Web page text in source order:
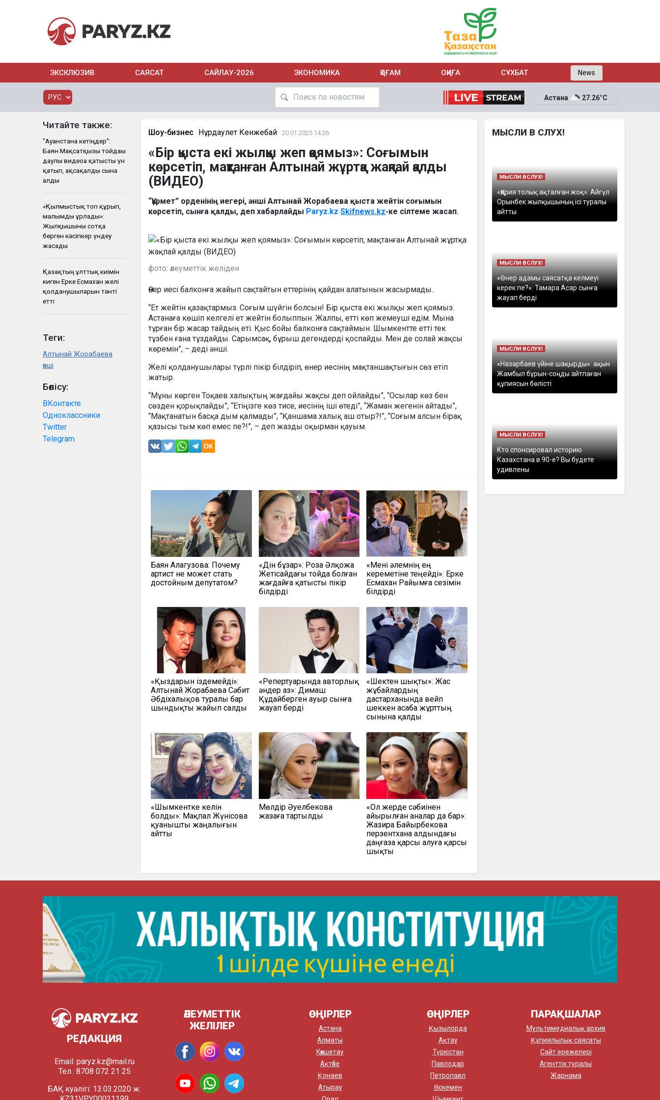
ЭКСКЛЮЗИВ САЯСАТ САЙЛАУ-2026 ЭКОНОМИКА ҚОҒАМ ОҚИҒА СҰХБАТ News
Астана 27.26°C
Читайте также:
"Ауғанстанға кетіңдер":
Баян Мақсатқызы тойдағы
даулы видеоға қатысты үн
қатып, ақсақалды сынға
алды
«Қылмыстық топ құрып,
малымды ұрлады»:
Жылқышыны сотқа
берген кәсіпкер үндеу
жасады
Қазақтың ұлттық киімін
киген Ерке Есмахан желі
қолданушыларын тәнті
етті
Теги:
Алтынай Жорабаева
әнші
Бөлісу:
ВКонтакте
Одноклассники
Twitter
Telegram
Шоу-бизнес Нұрдаулет Кенжебай 20.01.2025 14:26
«Бір қыста екі жылқы жеп қоямыз»: Соғымын
көрсетіп, мақтанған Алтынай жұртқа жақпай қалды
(ВИДЕО)
“Құрмет” орденінің иегері, әнші Алтынай Жорабаева қыста жейтін соғымын
көрсетіп, сынға қалды, деп хабарлайды Paryz.kz Skifnews.kz-ке сілтеме жасап.
фото: әлеуметтік желіден
Өнер иесі балконға жайып сақтайтын еттерінің қайдан алатынын жасырмады.
“Ет жейтін қазақтармыз. Соғым шүйгін болсын! Бір қыста екі жылқы жеп қоямыз.
Астанаға көшіп келгелі ет жейтін болыппын. Жалпы, етті көп жемеуші едім. Мына
тұрған бір жасар тайдың еті. Қыс бойы балконға сақтаймын. Шымкентте етті тек
тұзбен ғана тұздайды. Сарымсақ, бұрыш дегендерді қоспайды. Мен де солай жақсы
көремін”, – деді әнші.
Желі қолданушылары түрлі пікір білдіріп, өнер иесінің мақтаншақтығын сөз етіп
жатыр.
“Мұны көрген Тоқаев халықтың жағдайы жақсы деп ойлайды”, “Осылар көз бен
сөзден қорықпайды”, “Етіңізге көз тисе, иесінің іші өтеді”, “Жаман жегенін айтады”,
“Мақтанатын басқа дым қалмады”, “Қаншама халық аш отыр?!”, “Соғым алсын бірақ
қазысы тым көп емес пе?!”, – деп жазды оқырман қауым.
Баян Алагузова: Почему
артист не может стать
достойным депутатом?
«Дін бұзар»: Роза Әлқожа
Жетісайдағы тойда болған
жағдайға қатысты пікір
білдірді
«Мені әлемнің ең
кереметіне теңейді»: Ерке
Есмахан Райымға сезімін
білдірді
«Қыздарын іздемейді»:
Алтынай Жорабаева Сәбит
Әбдіхалықов туралы бар
шындықты жайып салды
«Репертуарында авторлық
әндер аз»: Димаш
Құдайберген ауыр сынға
жауап берді
«Шектен шықты»: Жас
жұбайлардың
дастарханында вейп
шеккен асаба жұрттың
сынына қалды
«Шымкентке келін
болды»: Мақпал Жүнісова
қуанышты жаңалығын
айтты
Мөлдір Әуелбекова
жазаға тартылды
«Ол жерде сәбиінен
айырылған аналар да бар»:
Жазира Байырбекова
перзентхана алдындағы
даңғаза қарсы алуға қарсы
шықты
МЫСЛИ В СЛУХ!
МЫСЛИ ВСЛУХ!
«Қария толық ақталған жоқ»: Айгүл
Орынбек жылқышының ісі туралы
айтты
МЫСЛИ ВСЛУХ!
«Өнер адамы саясатқа келмеуі
керек пе?»: Тамара Асар сынға
жауап берді
МЫСЛИ ВСЛУХ!
«Назарбаев үйіне шақырды»: ақын
Жамбыл бұрын-соңды айтпаған
құпиясын бөлісті
МЫСЛИ ВСЛУХ!
Кто спонсировал историю
Казахстана в 90-е? Вы будете
удивлены
РЕДАКЦИЯ
Email: paryz.kz@mail.ru
Тел.: 8708 072 21 25
БАҚ куәлігі: 13.03.2020 ж.
ӘЛЕУМЕТТІК
ЖЕЛІЛЕР
ӨҢІРЛЕР
Астана
Алматы
Көкшетау
Ақтөбе
Қонаев
Атырау
ӨҢІРЛЕР
Қызылорда
Ақтау
Түркістан
Павлодар
Петропавл
Өскемен
ПАРАҚШАЛАР
Мультимедиалық архив
Құпиялылық саясаты
Сайт ережелері
Агенттік туралы
Жарнама